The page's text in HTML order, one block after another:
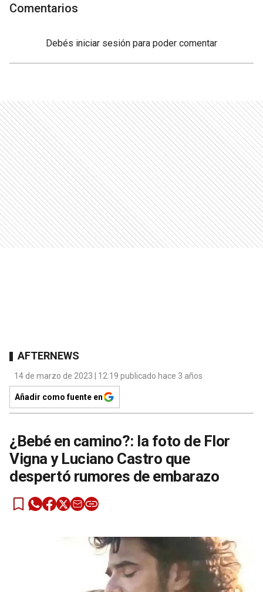
Comentarios
Debés iniciar sesión para poder comentar
AFTERNEWS
14 de marzo de 2023 | 12:19 publicado hace 3 años
Añadir como fuente en
¿Bebé en camino?: la foto de Flor
Vigna y Luciano Castro que
despertó rumores de embarazo